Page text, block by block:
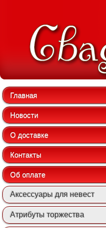
Главная
Новости
О доставке
Контакты
Об оплате
Аксессуары для невест
Атрибуты торжества